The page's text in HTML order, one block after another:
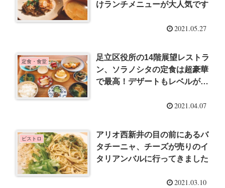
けランチメニューが大人気です
2021.05.27
定食・食堂
足立区役所の14階展望レストラ
ン、ソラノシタの定食は超豪華
で最高！デザートもレベルが高
2021.04.07
ビストロ
アリオ西新井の目の前にあるバ
タチーニャ、チーズが売りのイ
タリアンバルに行ってきました
2021.03.10